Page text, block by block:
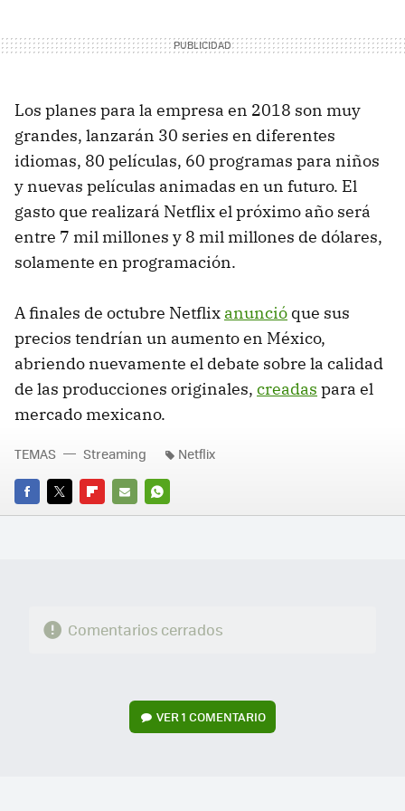
Los planes para la empresa en 2018 son muy
grandes, lanzarán 30 series en diferentes
idiomas, 80 películas, 60 programas para niños
y nuevas películas animadas en un futuro. El
gasto que realizará Netflix el próximo año será
entre 7 mil millones y 8 mil millones de dólares,
solamente en programación.
A finales de octubre Netflix anunció que sus
precios tendrían un aumento en México,
abriendo nuevamente el debate sobre la calidad
de las producciones originales, creadas para el
mercado mexicano.
FACEBOOK
TWITTERFLIPBOARD
E-
WHATSAPP
TEMAS Streaming Netflix
Comentarios cerrados
VER1 COMENTARIO